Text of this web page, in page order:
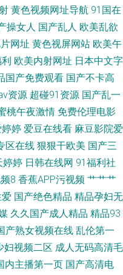
黄色视频网址导航 91国在
操女人 国产乱人 欧美乱欲
网址 黄色视屏网站 欧美午
欧美内射网址 日本中文字
国产免费观看 国产不卡高
资源 超碰91资源 国产乱一
桃午夜激情 免费伦理电影
婷 爱豆在线看 麻豆影院爱
区在线 狠狠干欧美 国产三
婷婷 日韩在线网 91福利社
8 香蕉APP污视频 艹艹艹
国产绝色精品 精品孕妇无
久久国产成人精品 精品93
产熟女视频在线 乱伦第一
妇视频二区 成人无码高清毛
内主播第一页 国产高清电